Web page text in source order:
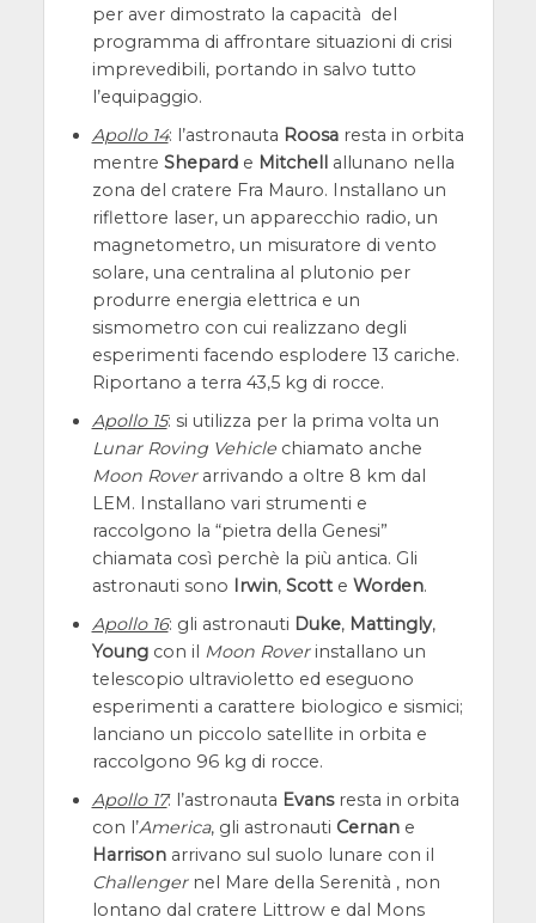
per aver dimostrato la capacità del
programma di affrontare situazioni di crisi
imprevedibili, portando in salvo tutto
l’equipaggio.
Apollo 14: l’astronauta Roosaresta in orbita
mentre Sheparde Mitchellallunano nella
zona del cratere Fra Mauro. Installano un
riflettore laser, un apparecchio radio, un
magnetometro, un misuratore di vento
solare, una centralina al plutonio per
produrre energia elettrica e un
sismometro con cui realizzano degli
esperimenti facendo esplodere 13 cariche.
Riportano a terra 43,5 kg di rocce.
Apollo 15: si utilizza per la prima volta un
Lunar Roving Vehiclechiamato anche
Moon Roverarrivando a oltre 8 km dal
LEM. Installano vari strumenti e
raccolgono la “pietra della Genesi”
chiamata così perchè la più antica. Gli
astronauti sono Irwin, Scotte Worden.
Apollo 16: gli astronauti Duke, Mattingly,
Youngcon il Moon Roverinstallano un
telescopio ultravioletto ed eseguono
esperimenti a carattere biologico e sismici;
lanciano un piccolo satellite in orbita e
raccolgono 96 kg di rocce.
Apollo 17: l’astronauta Evansresta in orbita
con l’America, gli astronauti Cernane
Harrisonarrivano sul suolo lunare con il
Challengernel Mare della Serenità , non
lontano dal cratere Littrow e dal Mons